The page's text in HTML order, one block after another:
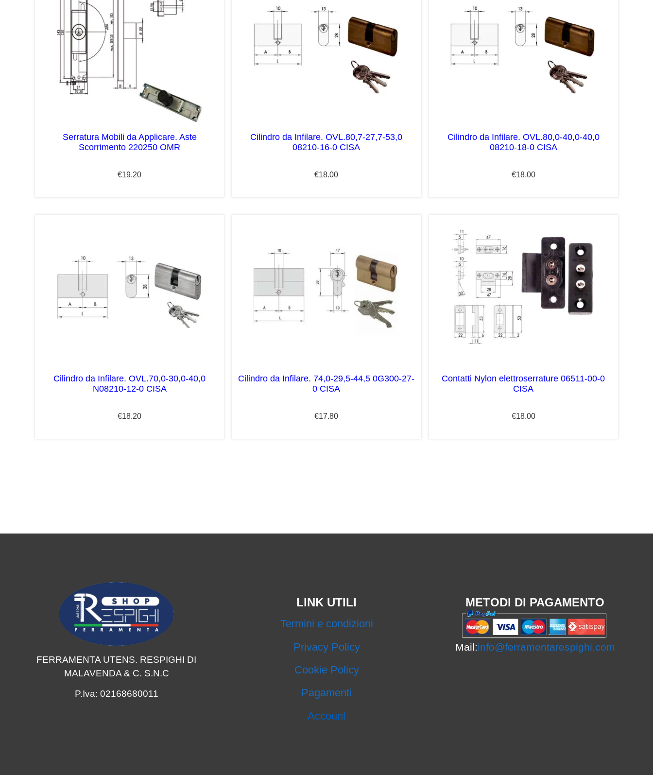
Serratura Mobili da Applicare. Aste
Scorrimento 220250 OMR
€19.20
Cilindro da Infilare. OVL.80,7-27,7-53,0
08210-16-0 CISA
€18.00
Cilindro da Infilare. OVL.80,0-40,0-40,0
08210-18-0 CISA
€18.00
Cilindro da Infilare. OVL.70,0-30,0-40,0
N08210-12-0 CISA
€18.20
Cilindro da Infilare. 74,0-29,5-44,5 0G300-27-
0 CISA
€17.80
Contatti Nylon elettroserrature 06511-00-0
CISA
€18.00
FERRAMENTA UTENS. RESPIGHI DI
MALAVENDA & C. S.N.C
P.Iva: 02168680011
LINK UTILI
Termini e condizioni
Privacy Policy
Cookie Policy
Pagamenti
Account
METODI DI PAGAMENTO
Mail:info@ferramentarespighi.com